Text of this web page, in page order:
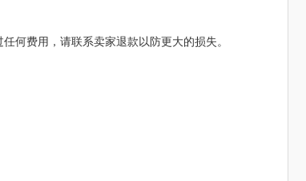
何费用，请联系卖家退款以防更大的损失。